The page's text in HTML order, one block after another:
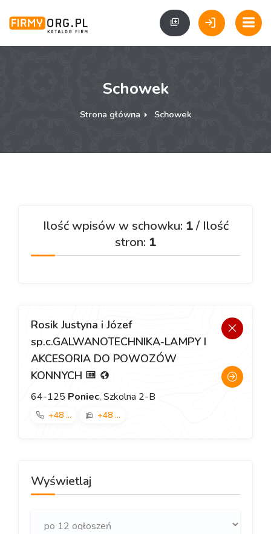
Schowek
Strona główna Schowek
Ilość wpisów w schowku: 1/ Ilość
stron: 1
Rosik Justyna i Józef
sp.c.GALWANOTECHNIKA-LAMPY I
AKCESORIA DO POWOZÓW
KONNYCH
64-125 Poniec, Szkolna 2-B
+48 ... +48 ...
Wyświetlaj